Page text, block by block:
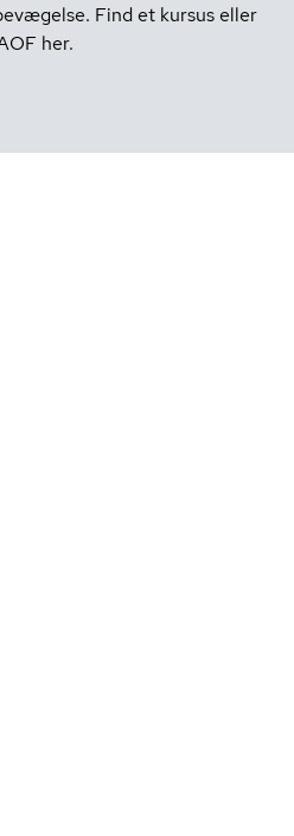
Find et kursus eller
her.